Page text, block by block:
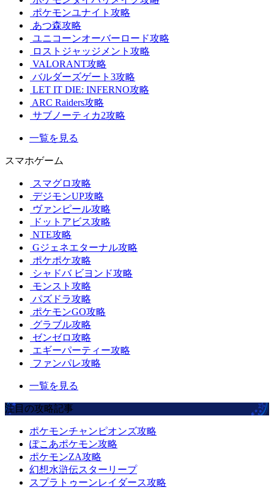
ポケモンユナイト攻略
あつ森攻略
ユニコーンオーバーロード攻略
ロストジャッジメント攻略
VALORANT攻略
バルダーズゲート3攻略
LET IT DIE: INFERNO攻略
ARC Raiders攻略
サブノーティカ2攻略
一覧を見る
スマホゲーム
スマグロ攻略
デジモンUP攻略
ヴァンピール攻略
ドットアビス攻略
NTE攻略
Gジェネエターナル攻略
ポケポケ攻略
シャドバ ビヨンド攻略
モンスト攻略
パズドラ攻略
ポケモンGO攻略
グラブル攻略
ゼンゼロ攻略
エギーパーティー攻略
ファンパレ攻略
一覧を見る
注目の攻略記事
ポケモンチャンピオンズ攻略
ぽこあポケモン攻略
ポケモンZA攻略
幻想水滸伝スターリープ
スプラトゥーンレイダース攻略